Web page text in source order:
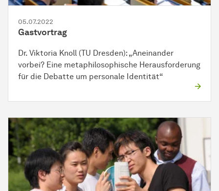
05.07.2022
Gastvortrag
Dr. Viktoria Knoll (TU Dresden): „Aneinander
vorbei? Eine metaphilosophische Herausforderung
für die Debatte um personale Identität“